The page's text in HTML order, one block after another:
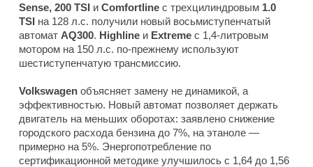
Sense, 200 TSI и Comfortline с трехцилиндровым 1.0
TSI на 128 л.с. получили новый восьмиступенчатый
автомат AQ300. Highline и Extreme с 1,4-литровым
мотором на 150 л.с. по-прежнему используют
шестиступенчатую трансмиссию.
Volkswagen объясняет замену не динамикой, а
эффективностью. Новый автомат позволяет держать
двигатель на меньших оборотах: заявлено снижение
городского расхода бензина до 7%, на этаноле —
примерно на 5%. Энергопотребление по
сертификационной методике улучшилось с 1,64 до 1,56